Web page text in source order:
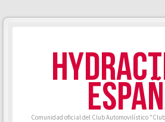
Comunidad oficial del Club Automovilístico